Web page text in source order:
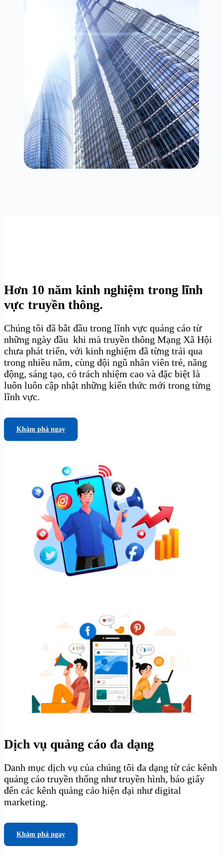
Hơn 10 năm kinh nghiệm trong lĩnh
vực truyền thông.
Chúng tôi đã bắt đầu trong lĩnh vực quảng cáo từ
những ngày đầu khi mà truyền thông Mạng Xã Hội
chưa phát triển, với kinh nghiệm đã từng trải qua
trong nhiều năm, cùng đội ngũ nhân viên trẻ, năng
động, sáng tạo, có trách nhiệm cao và đặc biệt là
luôn luôn cập nhật những kiến thức mới trong từng
lĩnh vực.
Khám phá ngay
Dịch vụ quảng cáo đa dạng
Danh mục dịch vụ của chúng tôi đa dạng từ các kênh
quảng cáo truyền thống như truyền hình, báo giấy
đến các kênh quảng cáo hiện đại như digital
marketing.
Khám phá ngay